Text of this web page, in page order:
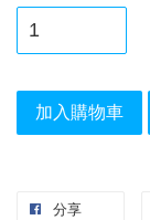
加入購物車
分享